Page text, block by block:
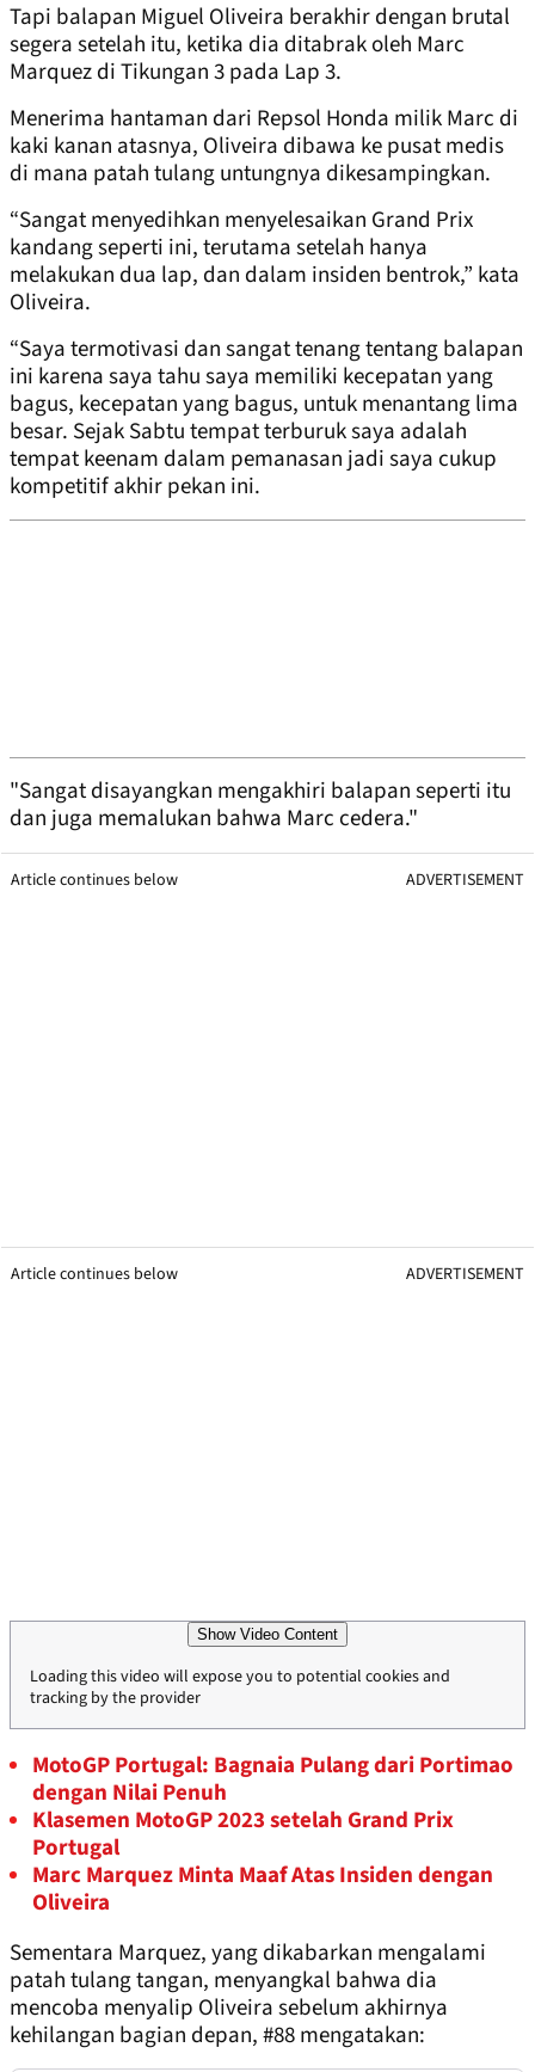
Tapi balapan Miguel Oliveira berakhir dengan brutal
segera setelah itu, ketika dia ditabrak oleh Marc
Marquez di Tikungan 3 pada Lap 3.
Menerima hantaman dari Repsol Honda milik Marc di
kaki kanan atasnya, Oliveira dibawa ke pusat medis
di mana patah tulang untungnya dikesampingkan.
“Sangat menyedihkan menyelesaikan Grand Prix
kandang seperti ini, terutama setelah hanya
melakukan dua lap, dan dalam insiden bentrok,” kata
Oliveira.
“Saya termotivasi dan sangat tenang tentang balapan
ini karena saya tahu saya memiliki kecepatan yang
bagus, kecepatan yang bagus, untuk menantang lima
besar. Sejak Sabtu tempat terburuk saya adalah
tempat keenam dalam pemanasan jadi saya cukup
kompetitif akhir pekan ini.
"Sangat disayangkan mengakhiri balapan seperti itu
dan juga memalukan bahwa Marc cedera."
Article continues below ADVERTISEMENT
Article continues below ADVERTISEMENT
Show Video Content
Loading this video will expose you to potential cookies and
tracking by the provider
MotoGP Portugal: Bagnaia Pulang dari Portimao
dengan Nilai Penuh
Klasemen MotoGP 2023 setelah Grand Prix
Portugal
Marc Marquez Minta Maaf Atas Insiden dengan
Oliveira
Sementara Marquez, yang dikabarkan mengalami
patah tulang tangan, menyangkal bahwa dia
mencoba menyalip Oliveira sebelum akhirnya
kehilangan bagian depan, #88 mengatakan: